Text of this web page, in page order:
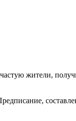
жители,